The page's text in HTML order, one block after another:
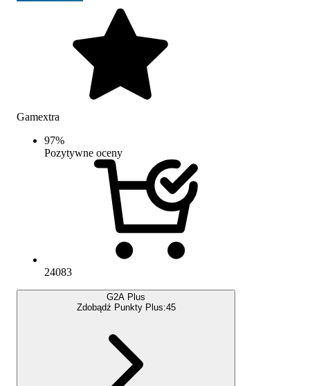
Gamextra
97%
Pozytywne oceny
24083
G2A Plus
Zdobądź Punkty Plus:45